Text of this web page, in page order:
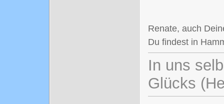
Renate, auch
Du findest in
In uns
Glücks